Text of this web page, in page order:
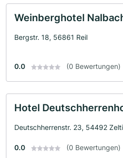
Weinberghotel
Bergstr. 18, 56861 Reil
0.0 (0 Bewertungen)
Hotel
Deutschherrenstr. 23, 54492
0.0 (0 Bewertungen)